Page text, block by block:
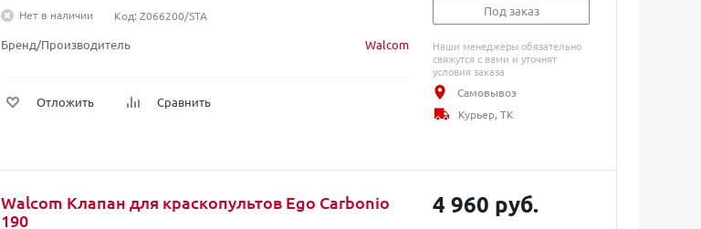
Нет в наличии Код: Z066200/STA
Бренд/Производитель Walcom
Отложить Сравнить
Под заказ
Наши менеджеры обязательно
свяжутся с вами и уточнят
условия заказа
Самовывоз
Курьер, ТК
Walcom Клапан для краскопультов Ego Carbonio
190
4 960 руб.